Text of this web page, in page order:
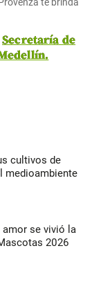
Secretaría de
cultivos de
medioambiente
amor se vivió la
2026